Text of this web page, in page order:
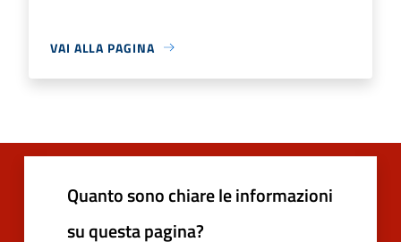
VAI ALLA PAGINA
Quanto sono chiare le informazioni
su questa pagina?